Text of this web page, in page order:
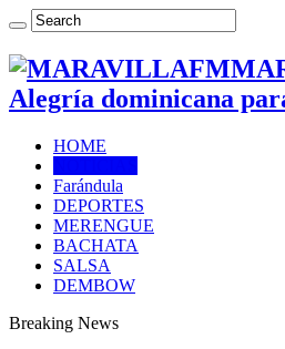
Alegría dominicana
HOME
Farándula
DEPORTES
MERENGUE
BACHATA
SALSA
DEMBOW
Breaking News